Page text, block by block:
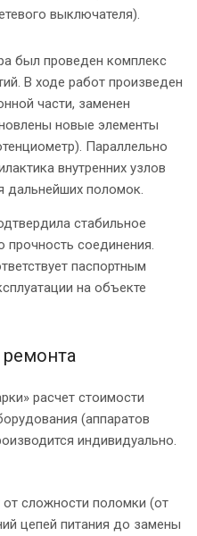
выключателя).
был проведен комплекс
В ходе работ произведен
части, заменен
новые элементы
Параллельно
внутренних узлов
дальнейших поломок.
стабильное
соединения.
паспортным
на объекте
расчет стоимости
(аппаратов
индивидуально.
сложности поломки (от
цепей питания до замены